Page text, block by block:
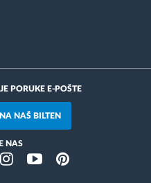
PORUKE E-POŠTE
NAŠ BILTEN
NAS
InstragramYoutubePinterest